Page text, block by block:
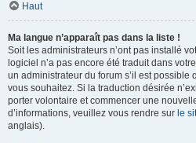
Haut
Ma langue n’apparaît pas dans la liste !
Soit les administrateurs n’ont pas installé
logiciel n’a pas encore été traduit dans
un administrateur du forum s’il est possible
vous souhaitez. Si la traduction désirée
porter volontaire et commencer une
d’informations, veuillez vous rendre sur le
anglais).